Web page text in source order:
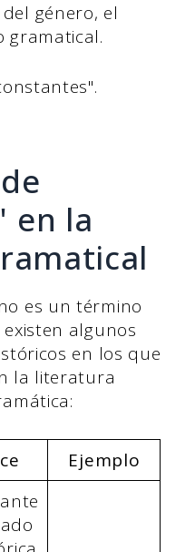
género, el
gramatical.
en la
es un término
algunos
en los que
la literatura
Ejemplo